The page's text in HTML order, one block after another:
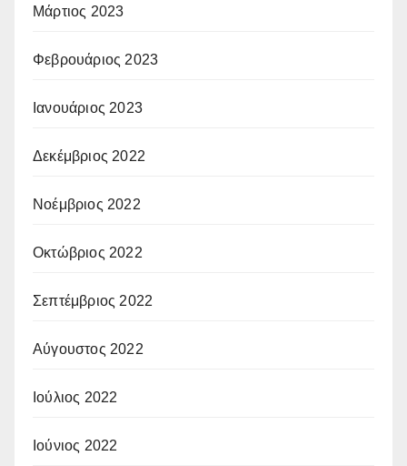
Μάρτιος 2023
Φεβρουάριος 2023
Ιανουάριος 2023
Δεκέμβριος 2022
Νοέμβριος 2022
Οκτώβριος 2022
Σεπτέμβριος 2022
Αύγουστος 2022
Ιούλιος 2022
Ιούνιος 2022